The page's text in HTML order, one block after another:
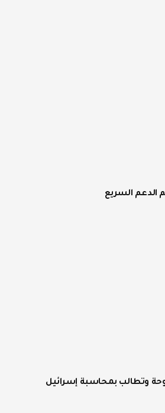
الدعم السريع
وتطالب بمحاسبة إسرائيل